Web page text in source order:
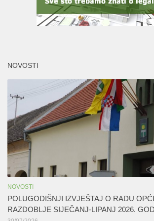
NOVOSTI
NOVOSTI
POLUGODIŠNJI IZVJEŠTAJ O RADU
RAZDOBLJE SIJEČANJ-LIPANJ 2026.